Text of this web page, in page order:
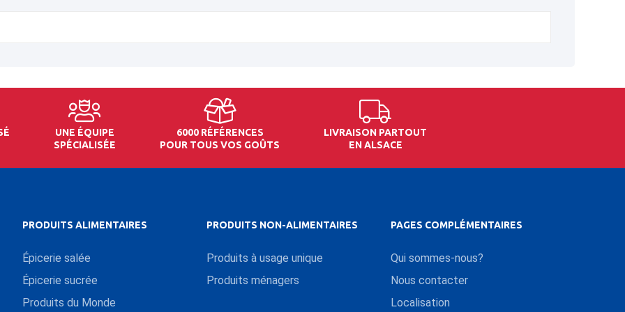
UNE ÉQUIPE
SPÉCIALISÉE
6000 RÉFÉRENCES
POUR TOUS VOS GOÛTS
LIVRAISON PARTOUT
EN ALSACE
PRODUITS ALIMENTAIRES
Épicerie salée
Épicerie sucrée
Produits du Monde
PRODUITS NON-ALIMENTAIRES
Produits à usage unique
Produits ménagers
PAGES COMPLÉMENTAIRES
Qui sommes-nous?
Nous contacter
Localisation